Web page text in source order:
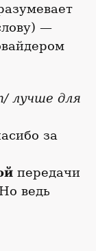
—
лучше для
за
передачи
ведь